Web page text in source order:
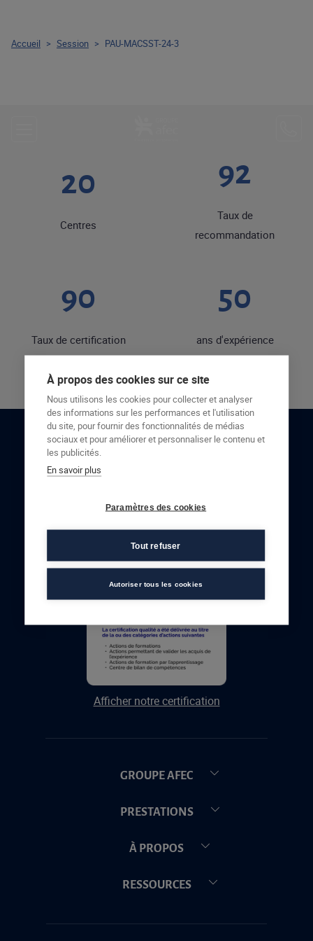
20
Centres
92
Taux de
recommandation
90
Taux de certification
50
ans d'expérience
RESTONS EN CONTACT
Afficher notre certification
GROUPE AFEC
PRESTATIONS
À PROPOS
RESSOURCES
Accueil > Session > PAU-MACSST-24-3
À propos des cookies sur ce site
Nous utilisons les cookies pour collecter et analyser
des informations sur les performances et l'utilisation
du site, pour fournir des fonctionnalités de médias
sociaux et pour améliorer et personnaliser le contenu et
les publicités.
En savoir plus
Paramètres des cookies
Tout refuser
Autoriser tous les cookies